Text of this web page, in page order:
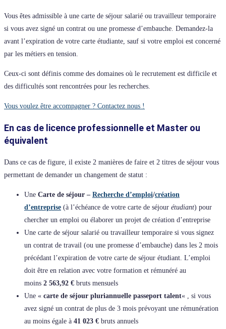
Vous êtes admissible à une carte de séjour salarié ou travailleur temporaire
si vous avez signé un contrat ou une promesse d’embauche. Demandez-la
avant l’expiration de votre carte étudiante, sauf si votre emploi est concerné
par les métiers en tension.
Ceux-ci sont définis comme des domaines où le recrutement est difficile et
des difficultés sont rencontrées pour les recherches.
Vous voulez être accompagner ? Contactez nous !
En cas de licence professionnelle et Master ou
équivalent
Dans ce cas de figure, il existe 2 manières de faire et 2 titres de séjour vous
permettant de demander un changement de statut :
Une Carte de séjour – Recherche d’emploi/création
d’entreprise (à l’échéance de votre carte de séjour étudiant) pour
chercher un emploi ou élaborer un projet de création d’entreprise
Une carte de séjour salarié ou travailleur temporaire si vous signez
un contrat de travail (ou une promesse d’embauche) dans les 2 mois
précédant l’expiration de votre carte de séjour étudiant. L’emploi
doit être en relation avec votre formation et rémunéré au
moins 2 563,92 € bruts mensuels
Une « carte de séjour pluriannuelle passeport talent« , si vous
avez signé un contrat de plus de 3 mois prévoyant une rémunération
au moins égale à 41 023 € bruts annuels